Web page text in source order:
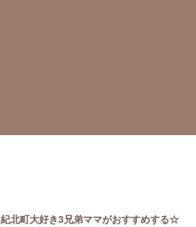
紀北町大好き3兄弟ママがおすすめする☆